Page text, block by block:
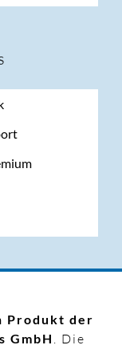
Produkt der
GmbH . Die